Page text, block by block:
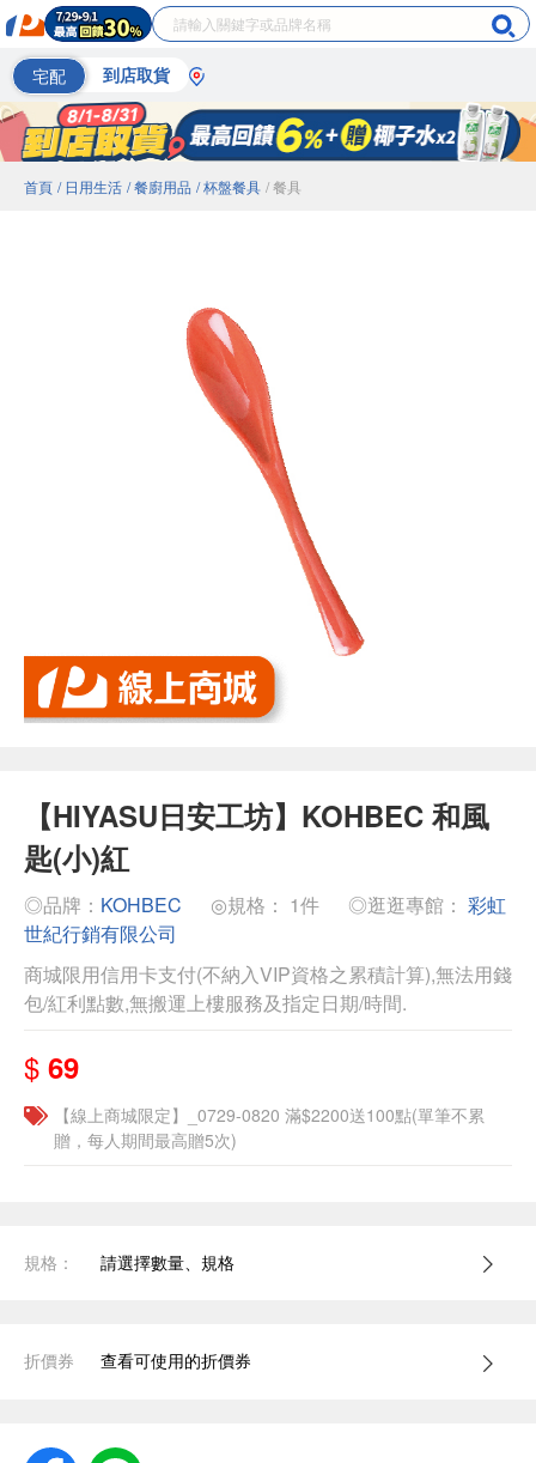
宅配 到店取貨
首頁 / 日用生活 / 餐廚用品 / 杯盤餐具 / 餐具
【HIYASU日安工坊】KOHBEC 和風
匙(小)紅
◎品牌： KOHBEC ◎規格： 1件 ◎逛逛專館： 彩虹
世紀行銷有限公司
商城限用信用卡支付(不納入VIP資格之累積計算),無法用錢
包/紅利點數,無搬運上樓服務及指定日期/時間.
$ 69
【線上商城限定】_0729-0820 滿$2200送100點(單筆不累
贈，每人期間最高贈5次)
規格： 請選擇數量、規格
折價券 查看可使用的折價券